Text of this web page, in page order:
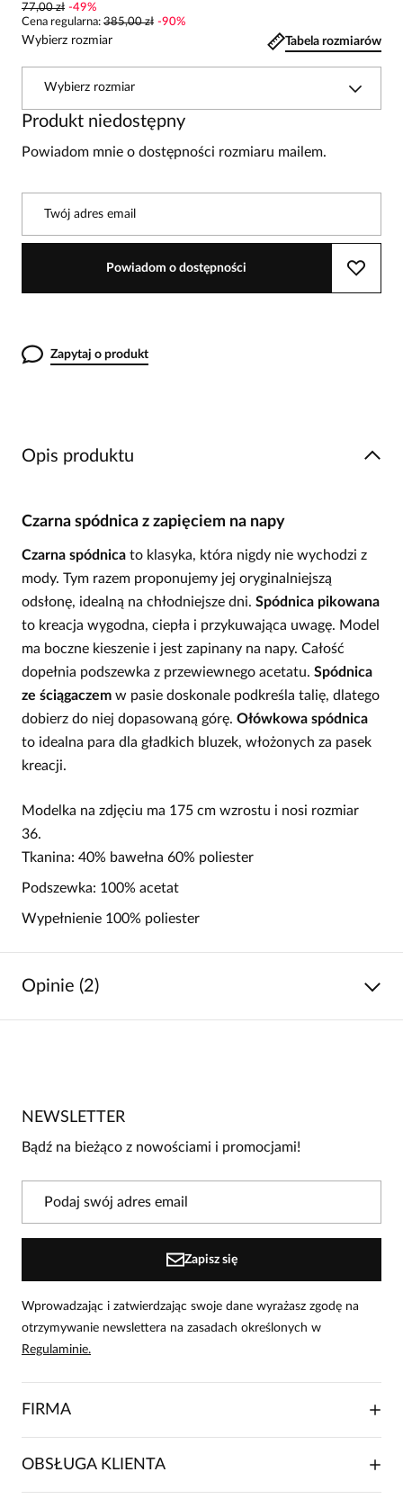
77,00 zł -49%
Cena regularna: 385,00 zł -90%
Wybierz rozmiar Tabela rozmiarów
Wybierz rozmiar
Produkt niedostępny
Powiadom mnie o dostępności rozmiaru mailem.
Twój adres email
Powiadom o dostępności
Zapytaj o produkt
Opis produktu
Czarna spódnica z zapięciem na napy
Czarna spódnica to klasyka, która nigdy nie wychodzi z
mody. Tym razem proponujemy jej oryginalniejszą
odsłonę, idealną na chłodniejsze dni. Spódnica pikowana
to kreacja wygodna, ciepła i przykuwająca uwagę. Model
ma boczne kieszenie i jest zapinany na napy. Całość
dopełnia podszewka z przewiewnego acetatu. Spódnica
ze ściągaczem w pasie doskonale podkreśla talię, dlatego
dobierz do niej dopasowaną górę. Ołówkowa spódnica
to idealna para dla gładkich bluzek, włożonych za pasek
kreacji.
Modelka na zdjęciu ma 175 cm wzrostu i nosi rozmiar
36.
Tkanina: 40% bawełna 60% poliester
Podszewka: 100% acetat
Wypełnienie 100% poliester
Opinie (2)
4
3
1
0
W naszej witrynie opinie mogą dodawać tylko osoby, które
Magda
NEWSLETTER
Bądź na bieżąco z nowościami i promocjami!
Zapisz się
Wprowadzając i zatwierdzając swoje dane wyrażasz zgodę na
otrzymywanie newslettera na zasadach określonych w
Regulaminie.
FIRMA
O NAS
OBSŁUGA KLIENTA